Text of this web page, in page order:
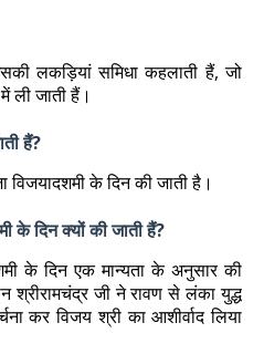
लकड़ियां समिधा कहलाती हैं, जो
ली जाती हैं।
हैं?
विजयादशमी के दिन की जाती है।
के दिन क्यों की जाती हैं?
के दिन एक मान्यता के अनुसार की
श्रीरामचंद्र जी ने रावण से लंका युद्ध
कर विजय श्री का आशीर्वाद लिया